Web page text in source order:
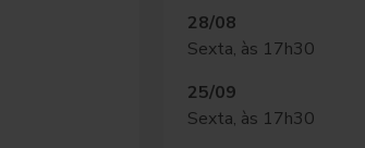
28/08
Sexta, às 17h30
25/09
Sexta, às 17h30